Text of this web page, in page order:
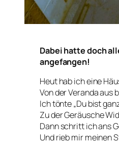
Dabei hatte doch
angefangen!
Heut hab ich eine
Von der Veranda aus
Ich tönte „Du bist
Zu der Geräusche
Dann schritt ich ans
Und rieb mir meinen